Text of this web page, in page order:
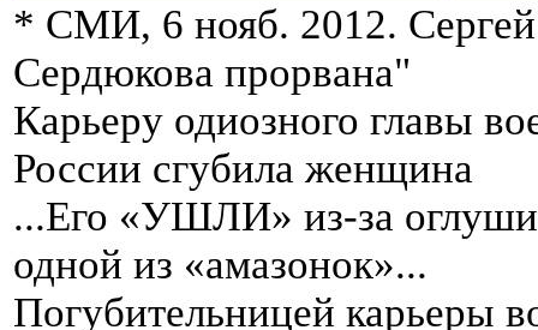
* СМИ, 6 нояб. 2012.
Сердюкова прорвана"
Карьеру одиозного главы
России сгубила женщина
...Его «УШЛИ» из-за
одной из «амазонок»...
Погубительницей карьеры